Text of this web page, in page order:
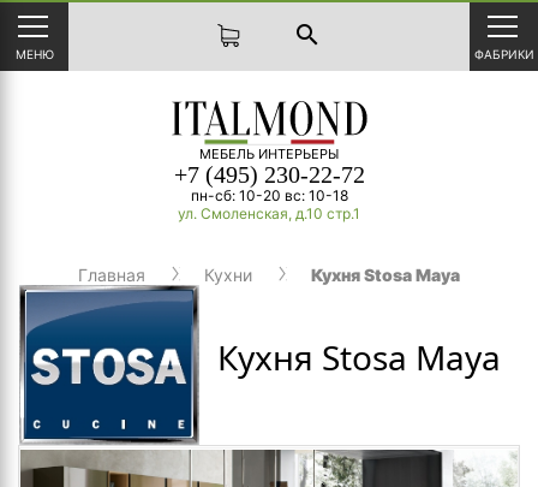
МЕНЮ
search
ФАБРИКИ
МЕБЕЛЬ ИНТЕРЬЕРЫ
+7 (495) 230-22-72
пн-сб: 10-20 вс: 10-18
ул. Смоленская, д.10 стр.1
Главная Кухни Кухня Stosa Maya
Кухня Stosa Maya